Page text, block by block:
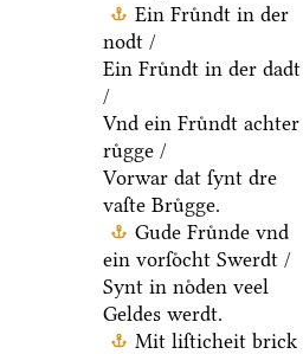
Ein Fruͤndt in der
nodt /
Ein Fruͤndt in der dadt
/
Vnd ein Fruͤndt achter
ruͤgge /
Vorwar dat ſynt dre
vaſte Bruͤgge.
Gude Fruͤnde vnd
ein vorſoͤcht Swerdt /
Synt in noͤden veel
Geldes werdt.
Mit liſticheit brick